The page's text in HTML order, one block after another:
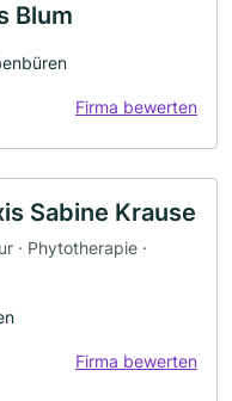
Blum
Firma bewerten
Sabine Krause
· Phytotherapie ·
Firma bewerten